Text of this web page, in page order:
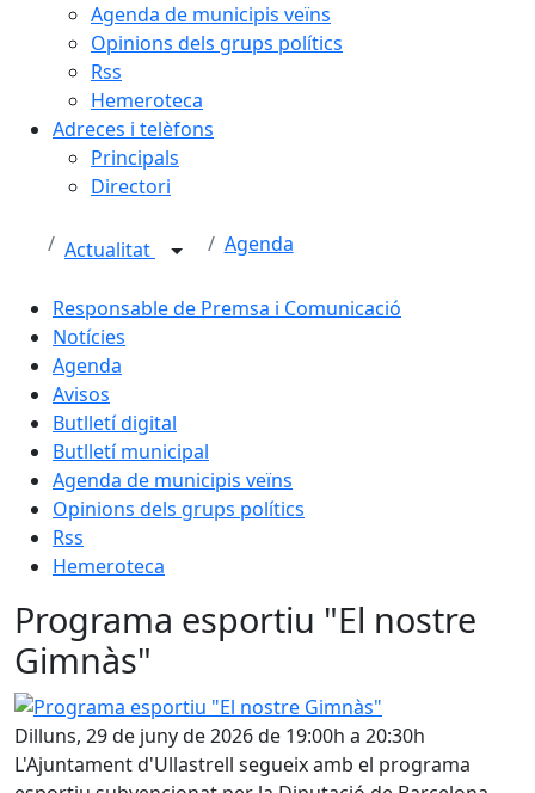
Agenda de municipis veïns
Opinions dels grups polítics
Rss
Hemeroteca
Adreces i telèfons
Principals
Directori
Actualitat Agenda
Responsable de Premsa i Comunicació
Notícies
Agenda
Avisos
Butlletí digital
Butlletí municipal
Agenda de municipis veïns
Opinions dels grups polítics
Rss
Hemeroteca
Programa esportiu "El nostre
Gimnàs"
Programa esportiu "El nostre Gimnàs"
Dilluns, 29 de juny de 2026 de 19:00h a 20:30h
L'Ajuntament d'Ullastrell segueix amb el programa